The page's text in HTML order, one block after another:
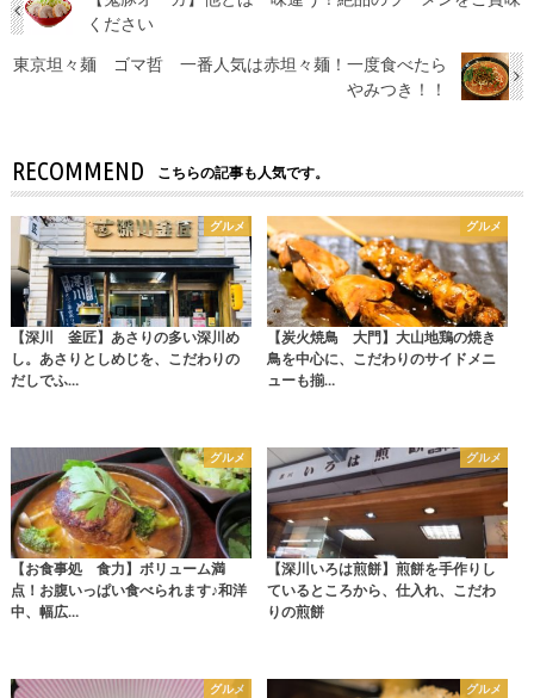
ください
東京坦々麺 ゴマ哲 一番人気は赤坦々麺！一度食べたら
やみつき！！
RECOMMEND こちらの記事も人気です。
グルメ
【深川 釜匠】あさりの多い深川め
し。あさりとしめじを、こだわりの
だしでふ…
グルメ
【炭火焼鳥 大門】大山地鶏の焼き
鳥を中心に、こだわりのサイドメニ
ューも揃…
グルメ
【お食事処 食力】ボリューム満
点！お腹いっぱい食べられます♪和洋
中、幅広…
グルメ
【深川いろは煎餅】煎餅を手作りし
ているところから、仕入れ、こだわ
りの煎餅
グルメ グルメ